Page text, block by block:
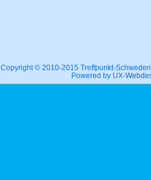
Copyright © 2010-2015 Treffpunkt-
Powered by UX-